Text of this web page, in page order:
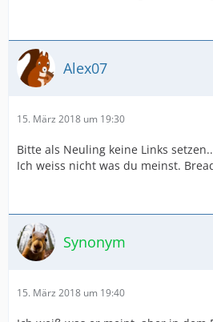
Alex07
15. März 2018 um 19:30
Bitte als Neuling keine Links
Ich weiss nicht was du meinst.
Synonym
15. März 2018 um 19:40